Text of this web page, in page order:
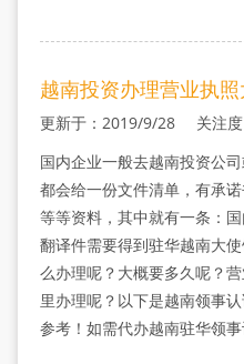
越南投资办理营业执
更新于：2019/9/28 关注度
国内企业一般去越南投资公
都会给一份文件清单，有承
等等资料，其中就有一条：
翻译件需要得到驻华越南大
么办理呢？大概要多久呢？
里办理呢？以下是越南领事
参考！如需代办越南驻华领事